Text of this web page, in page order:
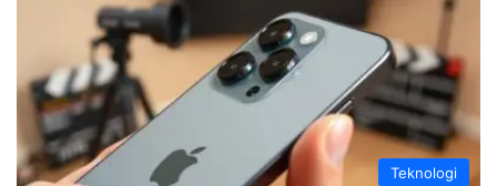
Teknologi